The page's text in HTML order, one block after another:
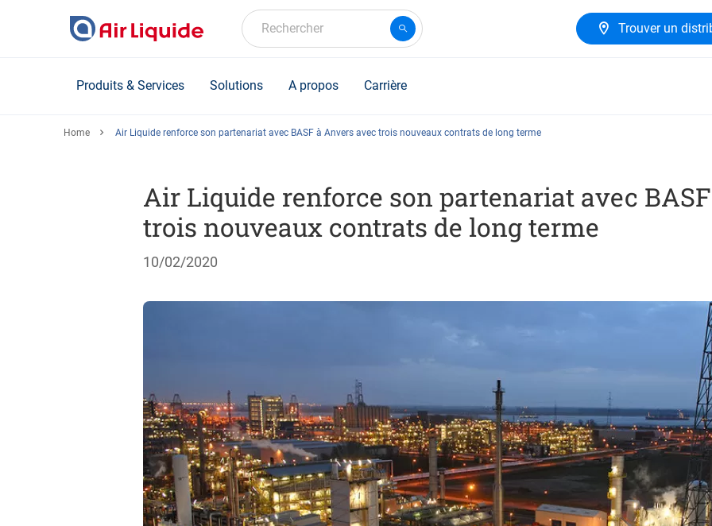
Rechercher Trouver un
Produits & Services Solutions A propos Carrière
Home Air Liquide renforce son partenariat avec BASF à Anvers avec trois nouveaux contrats de long terme
Air Liquide renforce son partenariat avec
trois nouveaux contrats de long terme
10/02/2020